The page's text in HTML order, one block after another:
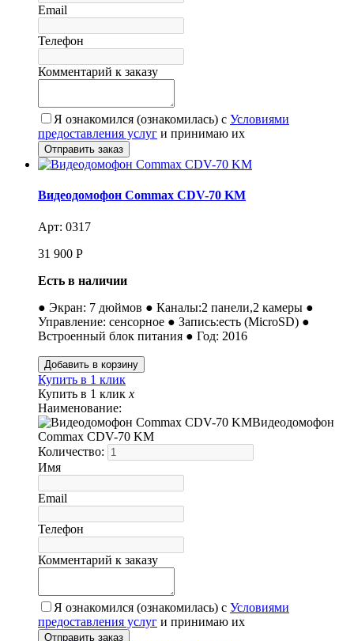
Email
Телефон
Комментарий к заказу
Я ознакомился (ознакомилась) с Условиями
предоставления услуг и принимаю их
Видеодомофон Commax CDV-70 KM
Арт: 0317
31 900 Р
Есть в наличии
● Экран: 7 дюймов ● Каналы:2 панели,2 камеры ●
Управление: сенсорное ● Запись:есть (MicroSD) ●
Встроенный блок питания ● Год: 2016
Купить в 1 клик
Купить в 1 клик x
Наименование:
Видеодомофон
Commax CDV-70 KM
Количество:
Имя
Email
Телефон
Комментарий к заказу
Я ознакомился (ознакомилась) с Условиями
предоставления услуг и принимаю их